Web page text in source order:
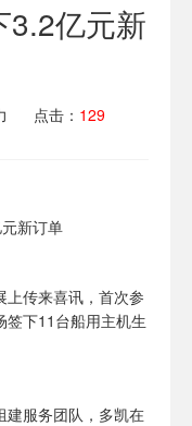
3.2亿元新
点击： 129
新订单
传来喜讯，首次参
签下11台船用主机生
建服务团队，多凯在